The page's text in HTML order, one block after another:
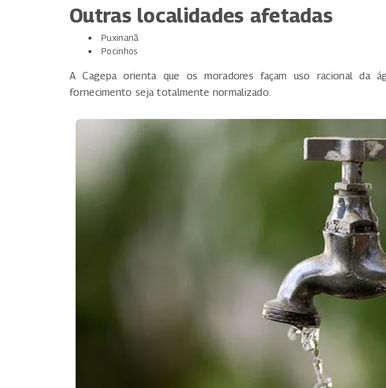
Outras localidades afetadas
Puxinanã
Pocinhos
A Cagepa orienta que os moradores façam uso racional da
fornecimento seja totalmente normalizado.